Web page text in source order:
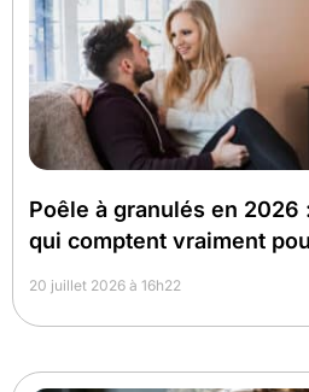
Poêle à granulés en 2026
qui comptent vraiment
20 juillet 2026 à 16h22